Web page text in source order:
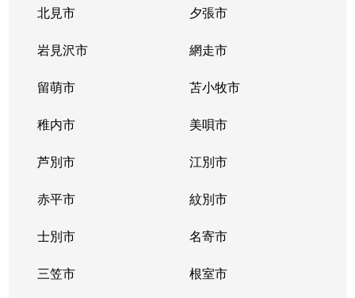
北見市 夕張市
岩見沢市 網走市
留萌市 苫小牧市
稚内市 美唄市
芦別市 江別市
赤平市 紋別市
士別市 名寄市
三笠市 根室市